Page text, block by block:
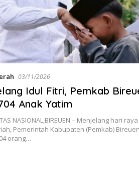
03/11/2026
Idul Fitri, Pemkab
Anak Yatim
NASIONAL,BIREUEN – Menjelang hari
Pemerintah Kabupaten (Pemkab)
orang…